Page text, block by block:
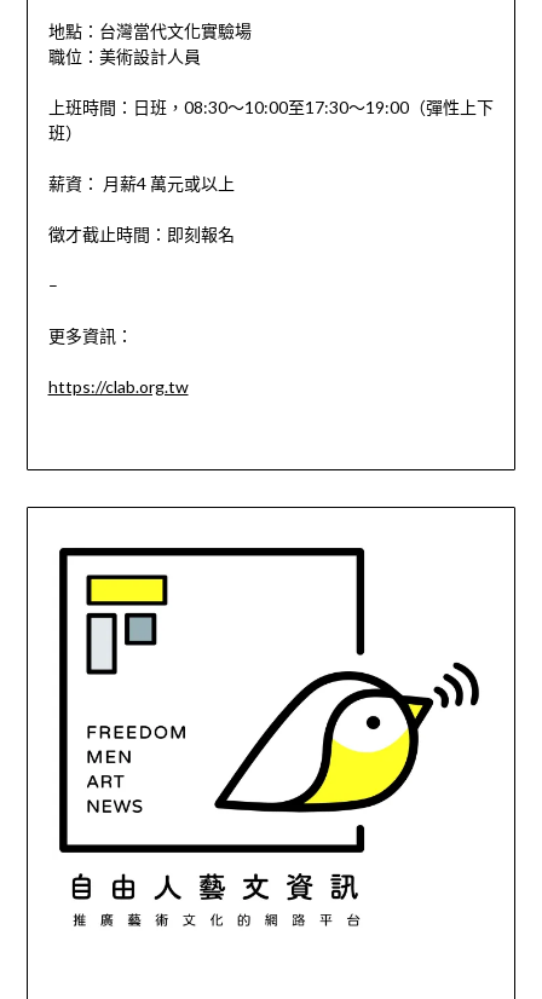
地點：台灣當代文化實驗場
職位：美術設計人員
上班時間： 日班，08:30〜10:00至17:30〜19:00（彈性上下
班）
薪資： 月薪4 萬元或以上
徵才截止時間： 即刻報名
–
更多資訊：
https://clab.org.tw